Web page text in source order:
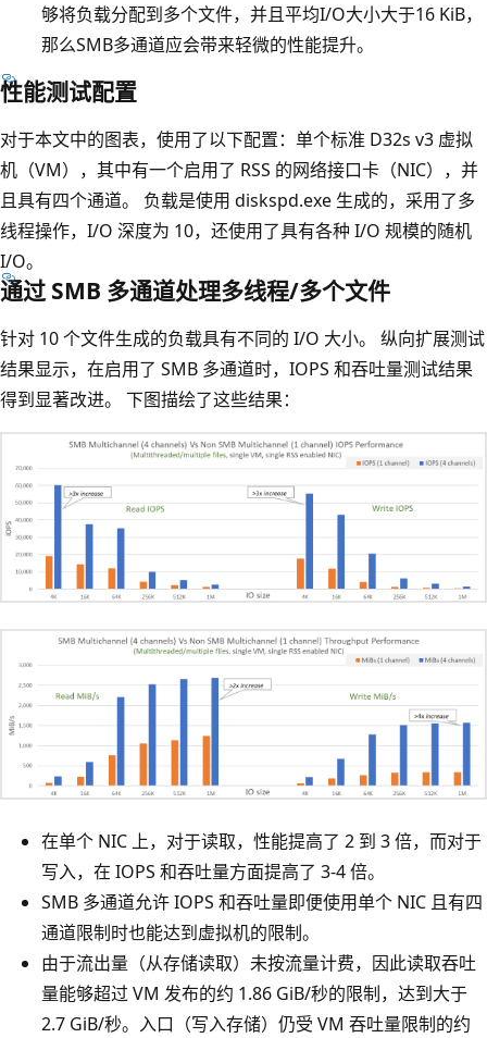
够将负载分配到多个文件，并且平均I/O大小大于16 KiB，
那么SMB多通道应会带来轻微的性能提升。
性能测试配置
对于本文中的图表，使用了以下配置：单个标准 D32s v3 虚拟
机（VM），其中有一个启用了 RSS 的网络接口卡（NIC），并
且具有四个通道。 负载是使用 diskspd.exe 生成的，采用了多
线程操作，I/O 深度为 10，还使用了具有各种 I/O 规模的随机
I/O。
通过 SMB 多通道处理多线程/多个文件
针对 10 个文件生成的负载具有不同的 I/O 大小。 纵向扩展测试
结果显示，在启用了 SMB 多通道时，IOPS 和吞吐量测试结果
得到显著改进。 下图描绘了这些结果：
在单个 NIC 上，对于读取，性能提高了 2 到 3 倍，而对于
写入，在 IOPS 和吞吐量方面提高了 3-4 倍。
SMB 多通道允许 IOPS 和吞吐量即便使用单个 NIC 且有四
通道限制时也能达到虚拟机的限制。
由于流出量（从存储读取）未按流量计费，因此读取吞吐
量能够超过 VM 发布的约 1.86 GiB/秒的限制，达到大于
2.7 GiB/秒。入口（写入存储）仍受 VM 吞吐量限制的约